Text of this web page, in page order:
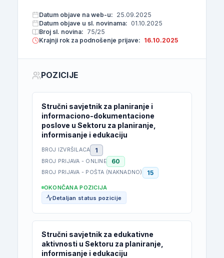
Datum objave na web-u: 25.09.2025
Datum objave u sl. novinama: 01.10.2025
Broj sl. novina: 75/25
Krajnji rok za podnošenje prijave: 16.10.2025
POZICIJE
Stručni savjetnik za planiranje i
informaciono-dokumentacione
poslove u Sektoru za planiranje,
informisanje i edukaciju
BROJ IZVRŠILACA 1
BROJ PRIJAVA - ONLINE 60
BROJ PRIJAVA - POŠTA (NAKNADNO) 15
OKONČANA POZICIJA
Detaljan status pozicije
Stručni savjetnik za edukativne
aktivnosti u Sektoru za planiranje,
informisanje i edukaciju